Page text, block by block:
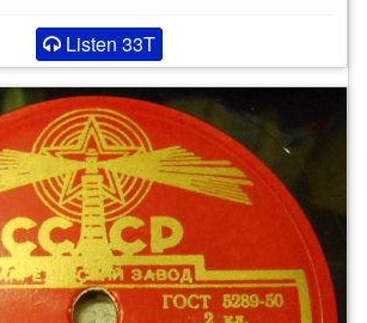
Listen 33T